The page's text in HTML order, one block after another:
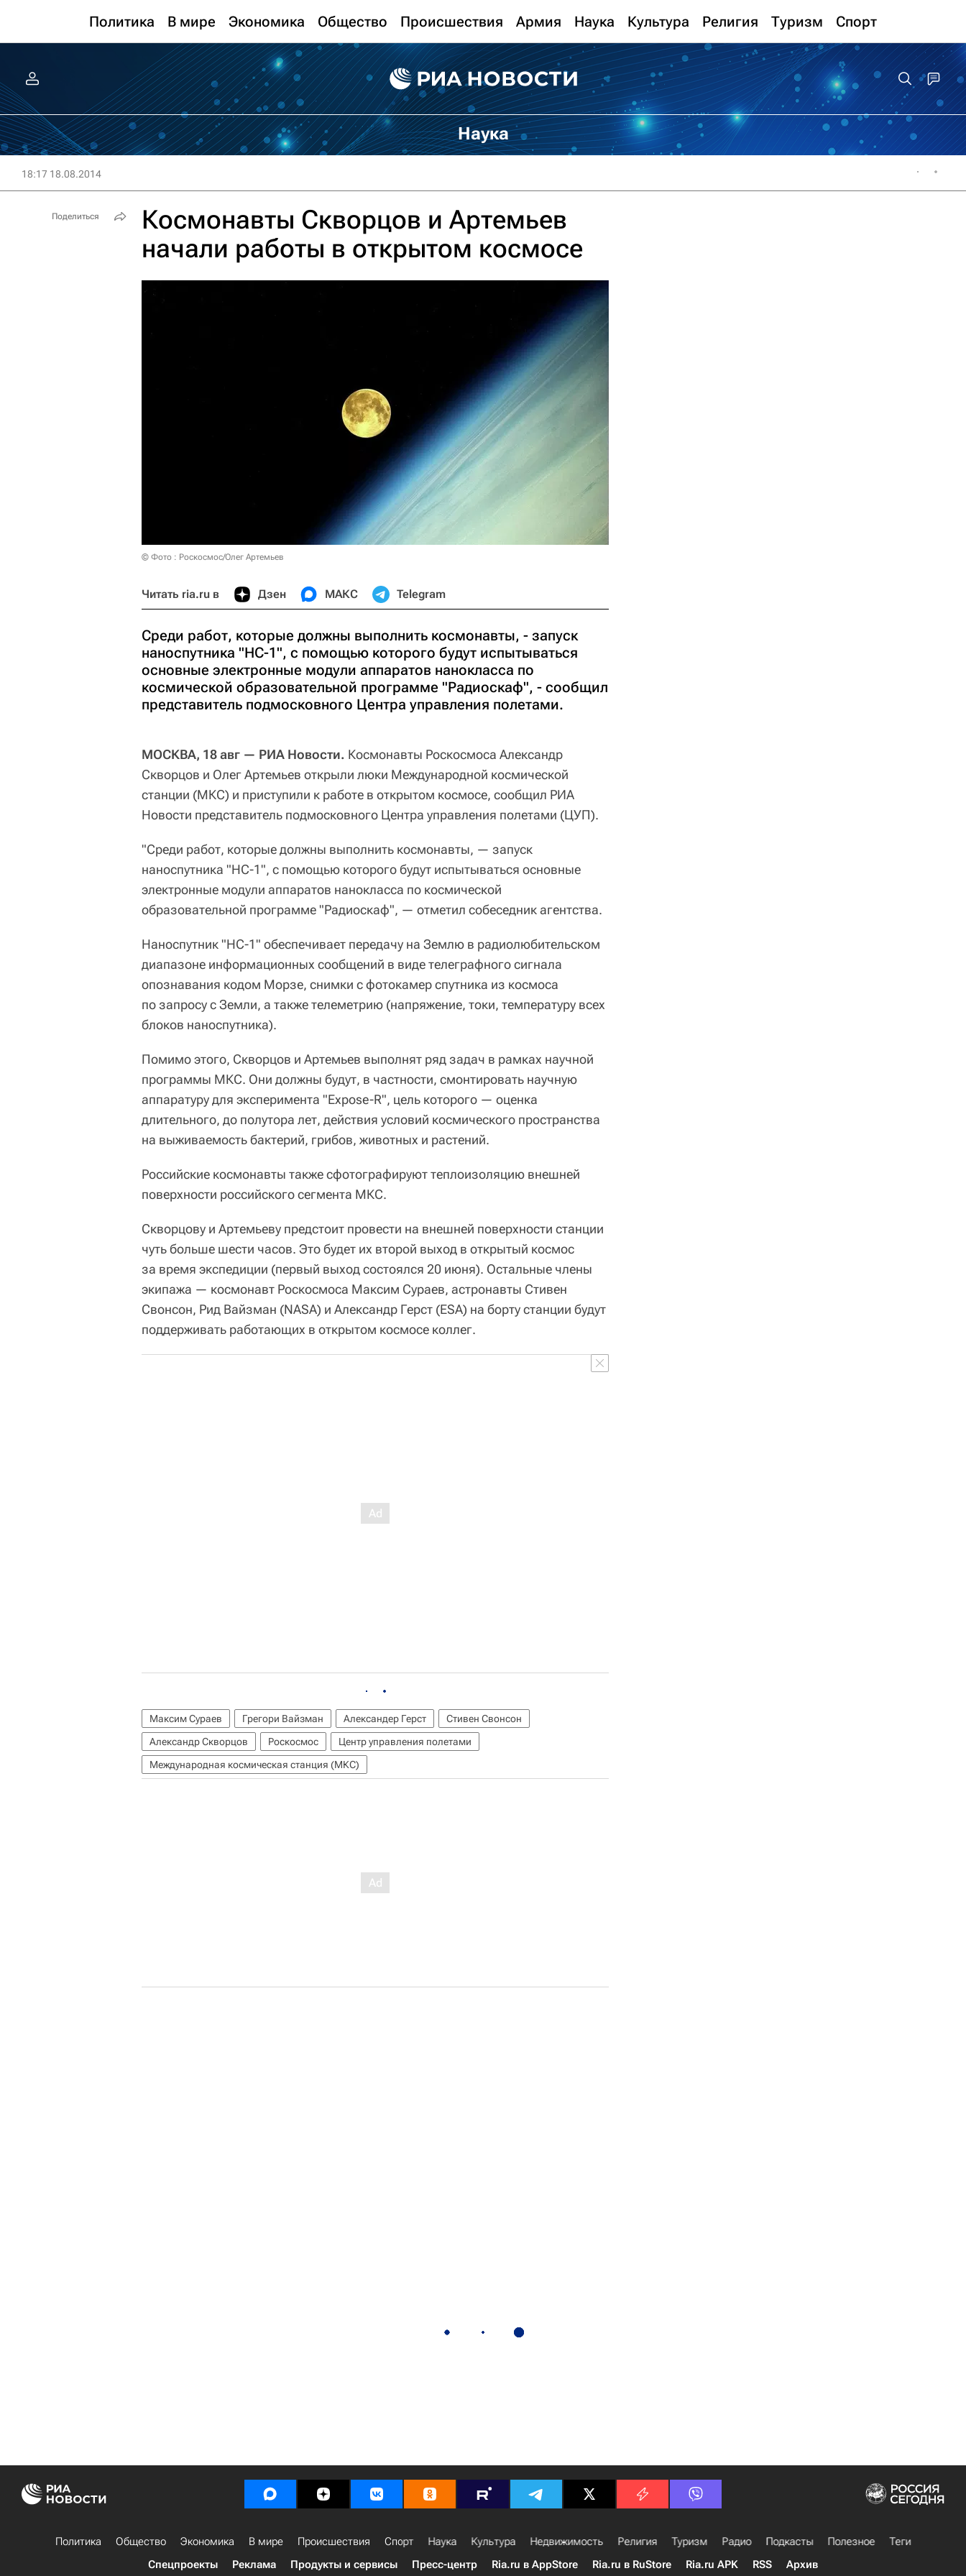
Политика В мире Экономика Общество Происшествия Армия Наука Культура Религия Туризм Спорт
Наука
18:17 18.08.2014
Космонавты Скворцов и Артемьев
начали работы в открытом космосе
© Фото : Роскосмос/Олег Артемьев
Читать ria.ru в Дзен МАКС Telegram
Среди работ, которые должны выполнить космонавты, - запуск
наноспутника "НС-1", с помощью которого будут испытываться
основные электронные модули аппаратов нанокласса по
космической образовательной программе "Радиоскаф", - сообщил
представитель подмосковного Центра управления полетами.
МОСКВА, 18 авг — РИА Новости. Космонавты Роскосмоса Александр
Скворцов и Олег Артемьев открыли люки Международной космической
станции (МКС) и приступили к работе в открытом космосе, сообщил РИА
Новости представитель подмосковного Центра управления полетами (ЦУП).
"Среди работ, которые должны выполнить космонавты, — запуск
наноспутника "НС-1", с помощью которого будут испытываться основные
электронные модули аппаратов нанокласса по космической
образовательной программе "Радиоскаф", — отметил собеседник агентства.
Наноспутник "НС-1" обеспечивает передачу на Землю в радиолюбительском
диапазоне информационных сообщений в виде телеграфного сигнала
опознавания кодом Морзе, снимки с фотокамер спутника из космоса
по запросу с Земли, а также телеметрию (напряжение, токи, температуру всех
блоков наноспутника).
Помимо этого, Скворцов и Артемьев выполнят ряд задач в рамках научной
программы МКС. Они должны будут, в частности, смонтировать научную
аппаратуру для эксперимента "Expose-R", цель которого — оценка
длительного, до полутора лет, действия условий космического пространства
на выживаемость бактерий, грибов, животных и растений.
Российские космонавты также сфотографируют теплоизоляцию внешней
поверхности российского сегмента МКС.
Скворцову и Артемьеву предстоит провести на внешней поверхности станции
чуть больше шести часов. Это будет их второй выход в открытый космос
за время экспедиции (первый выход состоялся 20 июня). Остальные члены
экипажа — космонавт Роскосмоса Максим Сураев, астронавты Стивен
Свонсон, Рид Вайзман (NASA) и Александр Герст (ESA) на борту станции будут
поддерживать работающих в открытом космосе коллег.
Максим Сураев Грегори Вайзман Александер Герст
Стивен Свонсон
Александр Скворцов
Роскосмос
Центр управления полетами
Международная космическая станция (МКС)
Поделиться
Политика Общество Экономика В мире Происшествия Спорт Наука Культура Недвижимость Религия Туризм Радио Подкасты Полезное
Теги
Спецпроекты
Реклама Продукты и сервисы Пресс-центр Ria.ru в AppStore Ria.ru в RuStore Ria.ru APK RSS Архив